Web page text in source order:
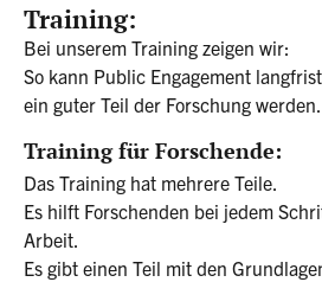
Training:
Bei unserem Training zeigen wir:
So kann Public Engagement
ein guter Teil der Forschung werden.
Training für Forschende:
Das Training hat mehrere Teile.
Es hilft Forschenden bei jedem
Arbeit.
Es gibt einen Teil mit den